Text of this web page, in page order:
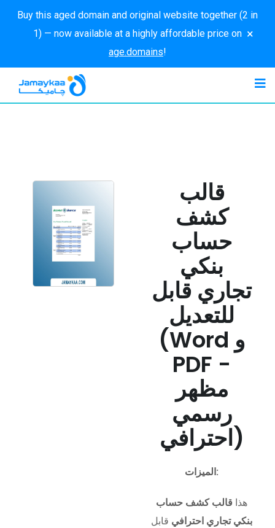
Buy this aged domain and original website together (2 in
1) — now available at a highly affordable price on
age.domains!
×
قالب
كشف
حساب
بنكي
تجاري قابل
للتعديل
(Word و
PDF -
مظهر
رسمي
احترافي)
الميزات:
هذا قالب كشف حساب
بنكي تجاري احترافي قابل